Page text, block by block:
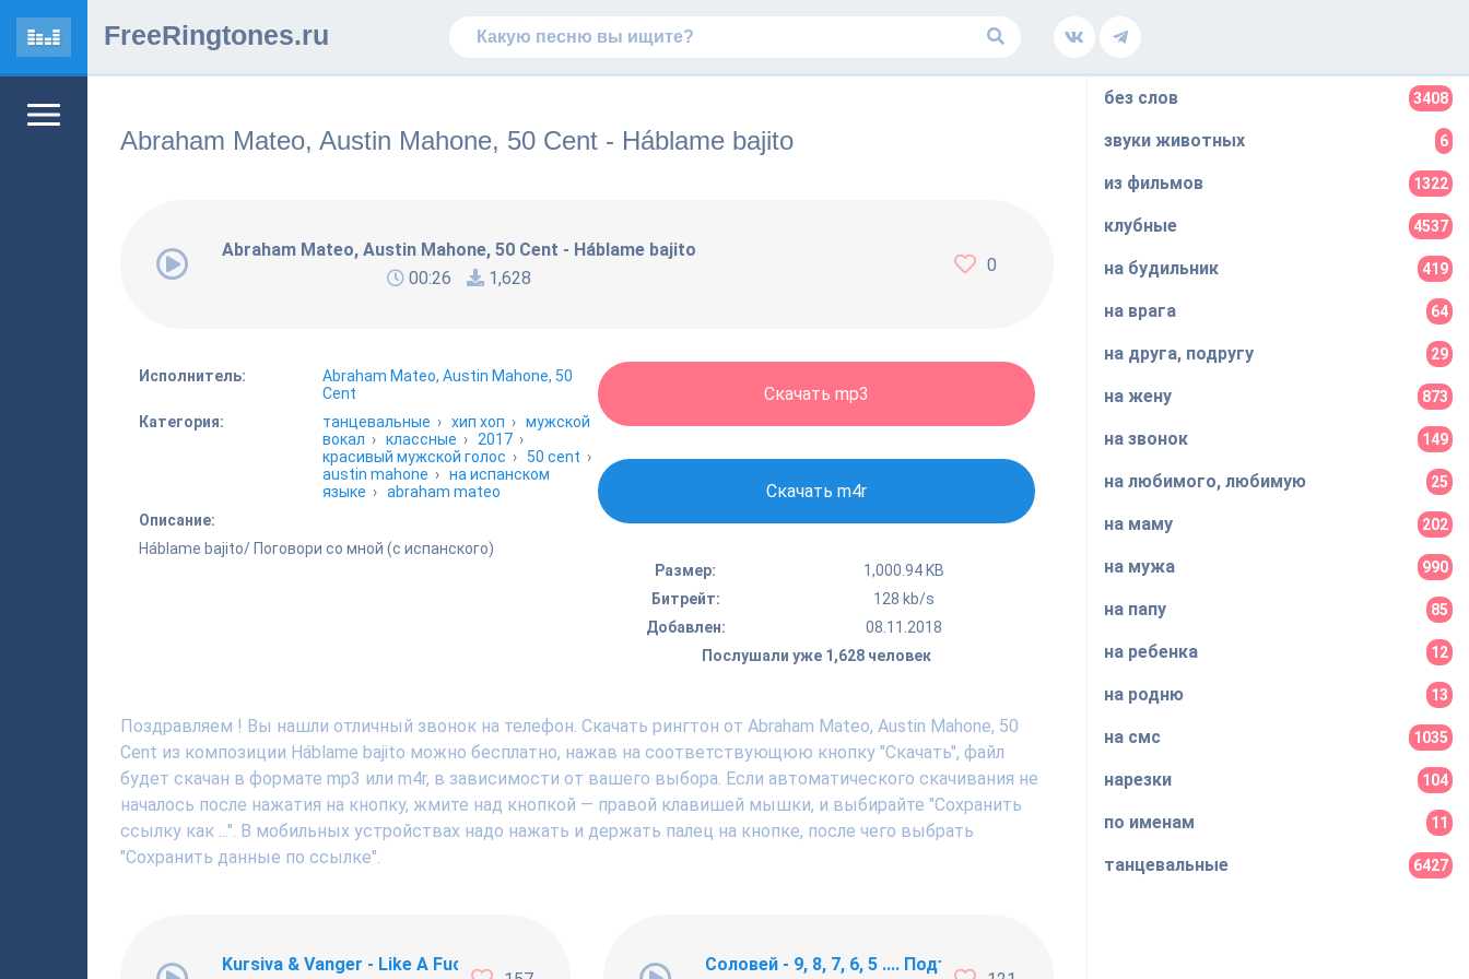
FreeRingtones.ru
Abraham Mateo, Austin Mahone, 50 Cent - Háblame bajito
Abraham Mateo, Austin Mahone, 50 Cent - Háblame bajito
00:26
1,628
0
Исполнитель:
Abraham Mateo, Austin Mahone, 50
Cent
Категория:
танцевальные › хип хоп › мужской
вокал › классные › 2017 ›
красивый мужской голос › 50 cent ›
austin mahone › на испанском
языке › abraham mateo
Описание:
Háblame bajito/ Поговори со мной (с испанского)
Скачать mp3
Скачать m4r
Размер:
1,000.94 KB
Битрейт:
128 kb/s
Добавлен:
08.11.2018
Послушали уже 1,628 человек
Поздравляем ! Вы нашли отличный звонок на телефон. Скачать рингтон от Abraham Mateo, Austin Mahone, 50
Cent из композиции Háblame bajito можно бесплатно, нажав на соответствующюю кнопку "Скачать", файл
будет скачан в формате mp3 или m4r, в зависимости от вашего выбора. Если автоматического скачивания не
началось после нажатия на кнопку, жмите над кнопкой — правой клавишей мышки, и выбирайте "Сохранить
ссылку как ...". В мобильных устройствах надо нажать и держать палец на кнопке, после чего выбрать
"Сохранить данные по ссылке".
Kursiva & Vanger - Like A Fucking Newbie Соловей - 9, 8, 7, 6, 5 .... Подъём !!!
без слов 3408
звуки животных 6
из фильмов 1322
клубные 4537
на будильник 419
на врага 64
на друга, подругу 29
на жену 873
на звонок 149
на любимого, любимую 25
на маму 202
на мужа 990
на папу 85
на ребенка 12
на родню 13
на смс 1035
нарезки 104
по именам 11
танцевальные 6427